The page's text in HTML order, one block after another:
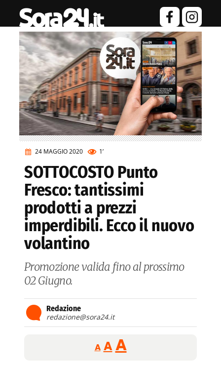
24 MAGGIO 2020 1’
SOTTOCOSTO Punto
Fresco: tantissimi
prodotti a prezzi
imperdibili. Ecco il nuovo
volantino
Promozione valida fino al prossimo
02 Giugno.
Redazione
redazione@sora24.it
A
Reducir
tamaño
A Restablecer
AAumentar